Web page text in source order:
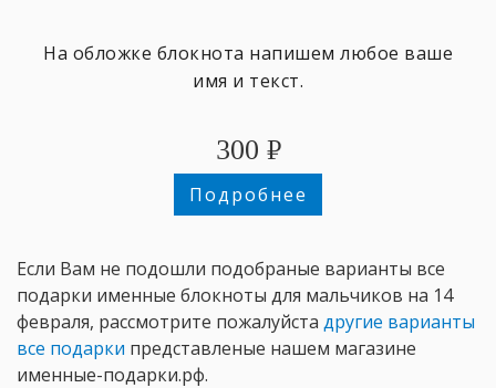
На обложке блокнота напишем любое ваше
имя и текст.
300 ₽
Подробнее
Если Вам не подошли подобраные варианты все
подарки именные блокноты для мальчиков на 14
февраля, рассмотрите пожалуйста другие варианты
все подарки представленые нашем магазине
именные-подарки.рф.